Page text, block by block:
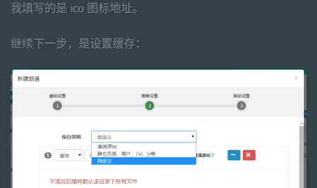
我填写的是 ico 图标地址。
继续下一步，是设置缓存：